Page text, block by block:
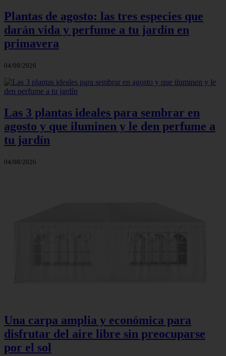
Plantas de agosto: las tres especies que
darán vida y perfume a tu jardín en
primavera
04/08/2026
Las 3 plantas ideales para sembrar en
agosto y que iluminen y le den perfume a
tu jardín
04/08/2026
Una carpa amplia y económica para
disfrutar del aire libre sin preocuparse
por el sol